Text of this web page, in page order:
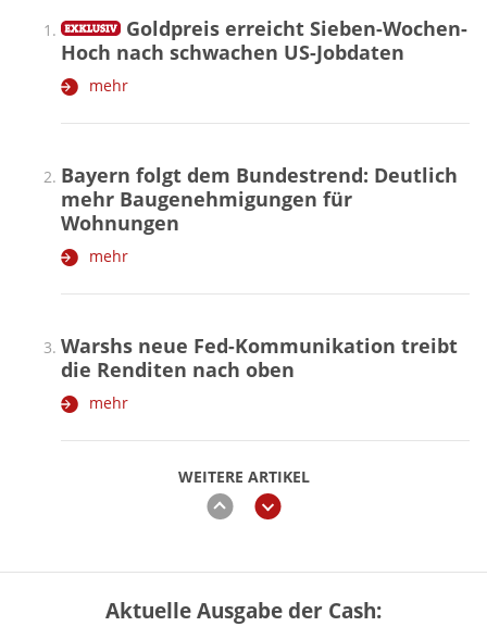
WEITERE ARTIKEL
zurückweiter
Goldpreis erreicht Sieben-Wochen-
Hoch nach schwachen US-Jobdaten
mehr
Bayern folgt dem Bundestrend: Deutlich
mehr Baugenehmigungen für
Wohnungen
mehr
Warshs neue Fed-Kommunikation treibt
die Renditen nach oben
mehr
Vermieter-Zutritt: Wann Mieter
Aktuelle Ausgabe der Cash: